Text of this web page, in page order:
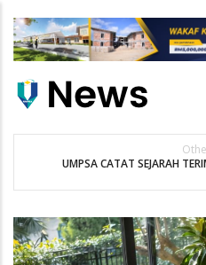
main
Main
UMPSA CATAT SEJARAH